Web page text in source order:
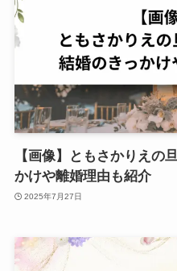
【画像】ともさかりえの
かけや離婚理由も紹介
2025年7月27日